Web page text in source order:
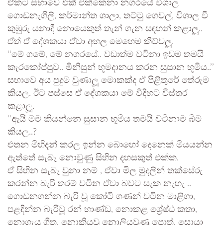
ඒකට සභාවෙ එක් එක්කෙනා නගරයේ විශාල
ගොඩනැගිලි, කර්මාන්ත ශාලා, තට්ටු ගෙවල්, විශාල වී
කුඹුරු යනාදී නොයෙකුත් තැන් ගැන සඳහන් කළාලූ..
ඒත් ඒ දේශකයා ඒවා අහල මෙහෙම කිව්වලූ.
‘‘මේ ගමේ, මේ නගරයේ.. වඩාත්ම වටිනා ඉඩම තමයි
කැරකෝප්පුව.. මිනිසුන් භූමදානය කරන සුසාන භූමිය..’’
සභාවෙ අය පුදුම වුණාලූ මොකක්ද ඒ පිළිතුරේ තේරුම
කියල. ඊට පස්සෙ ඒ දේශකයා මේ විදිහට විස්තර
කළාලූ.
‘‘ඇයි මම කියන්නෙ සුසාන භූමිය තමයි වටිනාම බිම
කියල..?
එතන මිහිදන් කරල ඉන්න බොහෝ දෙනෙක් මියයන්න
ඇත්තේ සැබෑ නොවුණු සිහින දහසකුත් එක්ක.
ඒ සිහින සැබෑ වුනා නම් , ඒවා මිල මුදලින් තක්සේරු
කරන්න බැරි තරම් වටින ඒවා බවට සැක නැහැ ..
ගොඩනගන්න බැරි වූ කෝටි ගණන් වටින මාළිගා,
පළඳින්න බැරිවූ රන් භාණ්ඩ, නොකළ ශ්‍රේෂ්ඨ කතා,
නොගැයූ ගීත, නොකියවූ නොලියවුණු පොත්, සොයා